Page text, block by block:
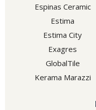
Espinas Ceramic
Estima
Estima City
Exagres
GlobalTile
Kerama Marazzi